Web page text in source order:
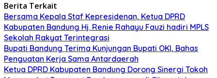
Berita Terkait
Bersama Kepala Staf Kepresidenan, Ketua DPRD
Kabupaten Bandung Hj. Renie Rahayu Fauzi hadiri MPLS
Sekolah Rakyat Terintegrasi
Bupati Bandung Terima Kunjungan Bupati OKI, Bahas
Penguatan Kerja Sama Antardaerah
Ketua DPRD Kabupaten Bandung Dorong Sinergi Tokoh